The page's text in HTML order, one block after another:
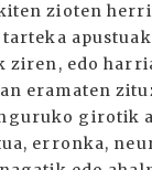
zioten
edo
eramaten
girotik
erronka,